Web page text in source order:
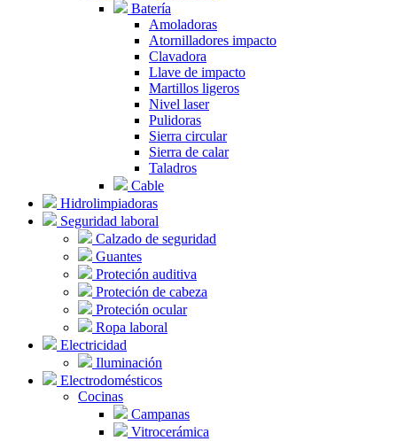
Batería
Amoladoras
Atornilladores impacto
Clavadora
Llave de impacto
Martillos ligeros
Nivel laser
Pulidoras
Sierra circular
Sierra de calar
Taladros
Cable
Hidrolimpiadoras
Seguridad laboral
Calzado de seguridad
Guantes
Proteción auditiva
Proteción de cabeza
Proteción ocular
Ropa laboral
Electricidad
Iluminación
Electrodomésticos
Cocinas
Campanas
Vitrocerámica